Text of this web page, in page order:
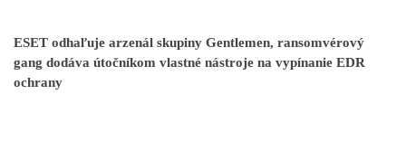
ESET odhaľuje arzenál skupiny Gentlemen, ransomvérový
gang dodáva útočníkom vlastné nástroje na vypínanie EDR
ochrany